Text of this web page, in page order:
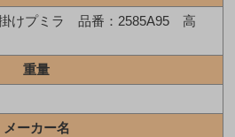
けプミラ 品番：2585A95 高
重量
メーカー名